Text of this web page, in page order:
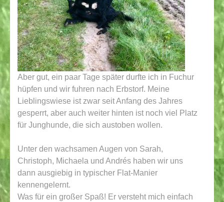
Aber gut, ein paar Tage später durfte ich in Fuchur
hüpfen und wir fuhren nach Erbstorf. Meine
Lieblingswiese ist zwar seit Anfang des Jahres
gesperrt, aber auch weiter hinten ist noch viel Platz
für Junghunde, die sich austoben wollen.
Unter den wachsamen Augen von Sarah,
Christoph, Michaela und Andrés haben wir uns
dann ausgiebig in typischer Flat-Manier
kennengelernt.
Was für ein großer Spaß! Er versteht mich einfach